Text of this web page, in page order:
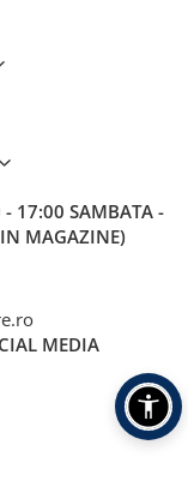
17:00 SAMBATA -
MAGAZINE)
MEDIA